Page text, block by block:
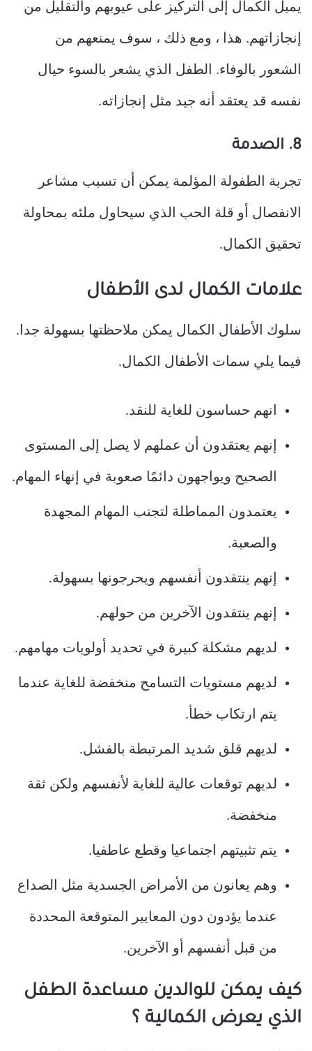
يميل الكمال إلى التركيز على عيوبهم والتقليل من
إنجازاتهم. هذا ، ومع ذلك ، سوف يمنعهم من
الشعور بالوفاء. الطفل الذي يشعر بالسوء حيال
نفسه قد يعتقد أنه جيد مثل إنجازاته.
8. الصدمة
تجربة الطفولة المؤلمة يمكن أن تسبب مشاعر
الانفصال أو قلة الحب الذي سيحاول ملئه بمحاولة
تحقيق الكمال.
علامات الكمال لدى الأطفال
سلوك الأطفال الكمال يمكن ملاحظتها بسهولة جدا.
فيما يلي سمات الأطفال الكمال.
انهم حساسون للغاية للنقد.
إنهم يعتقدون أن عملهم لا يصل إلى المستوى
الصحيح ويواجهون دائمًا صعوبة في إنهاء المهام.
يعتمدون المماطلة لتجنب المهام المجهدة
والصعبة.
إنهم ينتقدون أنفسهم ويحرجونها بسهولة.
إنهم ينتقدون الآخرين من حولهم.
لديهم مشكلة كبيرة في تحديد أولويات مهامهم.
لديهم مستويات التسامح منخفضة للغاية عندما
يتم ارتكاب خطأ.
لديهم قلق شديد المرتبطة بالفشل.
لديهم توقعات عالية للغاية لأنفسهم ولكن ثقة
منخفضة.
يتم تثبيتهم اجتماعيا وقطع عاطفيا.
وهم يعانون من الأمراض الجسدية مثل الصداع
عندما يؤدون دون المعايير المتوقعة المحددة
من قبل أنفسهم أو الآخرين.
كيف يمكن للوالدين مساعدة الطفل
الذي يعرض الكمالية ؟